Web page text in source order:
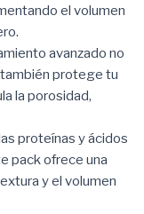
el volumen
avanzado no
protege tu
la porosidad,
proteínas y ácidos
pack ofrece una
y el volumen